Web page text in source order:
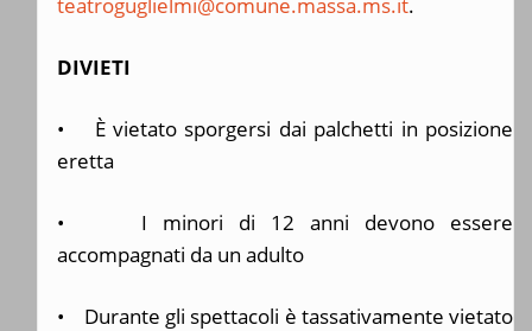
DIVIETI
• È vietato sporgersi dai palchetti in posizione
eretta
• I minori di 12 anni devono essere
accompagnati da un adulto
• Durante gli spettacoli è tassativamente vietato